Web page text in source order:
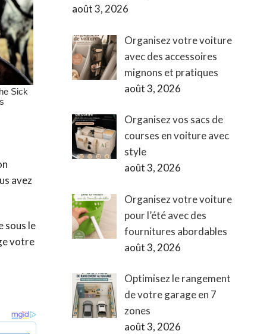
avez
sous le
votre
août 3, 2026
Organisez votre voiture
avec des accessoires
mignons et pratiques
août 3, 2026
Organisez vos sacs de
courses en voiture avec
style
août 3, 2026
Organisez votre voiture
pour l’été avec des
fournitures abordables
août 3, 2026
Optimisez le rangement
de votre garage en 7
zones
août 3, 2026